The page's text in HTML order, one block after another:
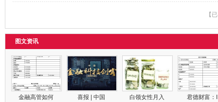
【
图文资讯
金融高管如何 喜报 | 中国 白领女性月入 君德财富